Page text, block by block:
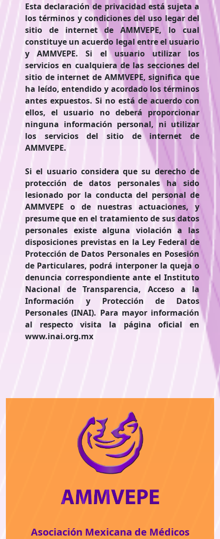
Esta declaración de privacidad está sujeta a
los términos y condiciones del uso legar del
sitio de internet de AMMVEPE, lo cual
constituye un acuerdo legal entre el usuario
y AMMVEPE. Si el usuario utilizar los
servicios en cualquiera de las secciones del
sitio de internet de AMMVEPE, significa que
ha leído, entendido y acordado los términos
antes expuestos. Si no está de acuerdo con
ellos, el usuario no deberá proporcionar
ninguna información personal, ni utilizar
los servicios del sitio de internet de
AMMVEPE.
Si el usuario considera que su derecho de
protección de datos personales ha sido
lesionado por la conducta del personal de
AMMVEPE o de nuestras actuaciones, y
presume que en el tratamiento de sus datos
personales existe alguna violación a las
disposiciones previstas en la Ley Federal de
Protección de Datos Personales en Posesión
de Particulares, podrá interponer la queja o
denuncia correspondiente ante el Instituto
Nacional de Transparencia, Acceso a la
Información y Protección de Datos
Personales (INAI). Para mayor información
al respecto visita la página oficial en
www.inai.org.mx
Asociación Mexicana de Médicos